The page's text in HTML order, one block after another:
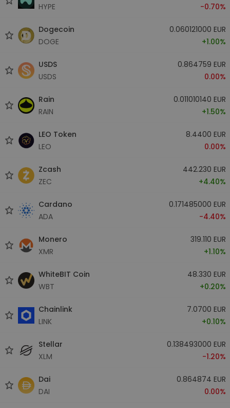
HYPE
-0.70%
Dogecoin
DOGE
0.060121000 EUR
+1.00%
USDS
USDS
0.864759 EUR
0.00%
Rain
RAIN
0.011010140 EUR
+1.50%
LEO Token
LEO
8.4400 EUR
0.00%
Zcash
ZEC
442.230 EUR
+4.40%
Cardano
ADA
0.171485000 EUR
-4.40%
Monero
XMR
319.110 EUR
+1.10%
WhiteBIT Coin
WBT
48.330 EUR
+0.20%
Chainlink
LINK
7.0700 EUR
+0.10%
Stellar
XLM
0.138493000 EUR
-1.20%
Dai
DAI
0.864874 EUR
0.00%